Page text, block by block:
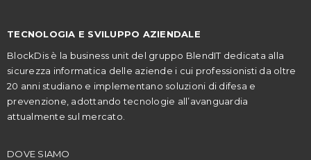
TECNOLOGIA E SVILUPPO AZIENDALE
BlockDis è la business unit del gruppo BlendIT dedicata alla
sicurezza informatica delle aziende i cui professionisti da oltre
20 anni studiano e implementano soluzioni di difesa e
prevenzione, adottando tecnologie all’avanguardia
attualmente sul mercato.
DOVE SIAMO